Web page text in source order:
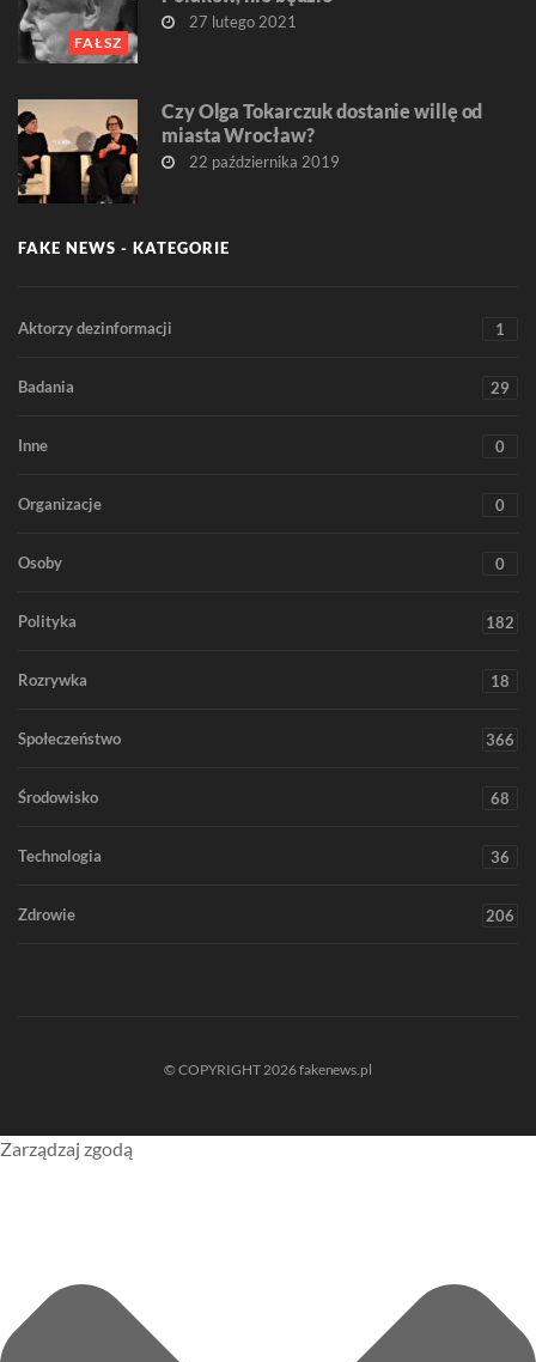
FAŁSZ
27 lutego 2021
Czy Olga Tokarczuk dostanie willę od
miasta Wrocław?
22 października 2019
FAKE NEWS - KATEGORIE
Aktorzy dezinformacji 1
Badania 29
Inne 0
Organizacje 0
Osoby 0
Polityka 182
Rozrywka 18
Społeczeństwo 366
Środowisko 68
Technologia 36
Zdrowie 206
© COPYRIGHT 2026 fakenews.pl
Zarządzaj zgodą